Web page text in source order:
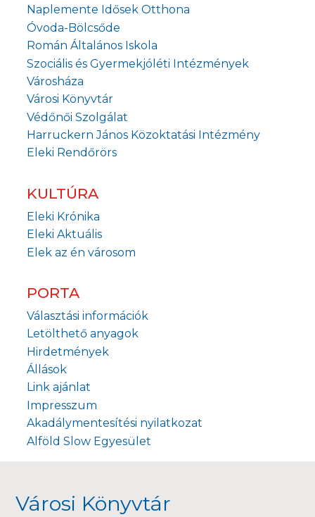
Naplemente Idősek Otthona
Óvoda-Bölcsőde
Román Általános Iskola
Szociális és Gyermekjóléti Intézmények
Városháza
Városi Könyvtár
Védőnői Szolgálat
Harruckern János Közoktatási Intézmény
Eleki Rendőrörs
KULTÚRA
Eleki Krónika
Eleki Aktuális
Elek az én városom
PORTA
Választási információk
Letölthető anyagok
Hirdetmények
Állások
Link ajánlat
Impresszum
Akadálymentesítési nyilatkozat
Alföld Slow Egyesület
Városi Könyvtár